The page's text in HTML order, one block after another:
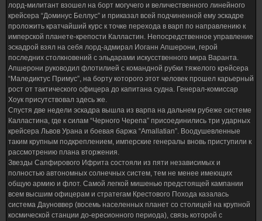
лорд-милитант взошел на борт могучего и величественного линейного
крейсера “Доминус Беллус” и приказал всей подчиненной ему эскадре
проложить кратчайший курс к точке перехода в варп по направлению к
имперской планете-крепости Калластин. Непосредственное управление
эскадрой взял на себя лорд-адмирал Иоганн Апшерони, герой
последних столкновений с эльдарами искусственного мира Варанта.
Апшерони руководил флотилией с командной рубки тяжелого крейсера
“Маледиктус Примус”, на борту которого этот человек прошел карьерный
рост от тактического офицера до капитана судна. Генерал-комиссар
Хоук присутствовал здесь же.
Спустя две недели эскадра вышла из варпа на дальнем рубеже системе
Калластина, где к силам “Черного Черепа” присоединились три ударных
крейсера Львов Урана и боевая баржа “Amallatian”. Воодушевленные
таким крупным подкреплением, имперские генералы вновь приступили к
рассмотрению плана вторжения.
Звезды Сапфирового Ифрита состояли из пяти независимых и
полностью автономных солнечных систем, тем не менее имеющих
общую армию и флот. Самой легкой мишенью предстоящей кампании
всем высшим офицерам и стратегам Крестового Похода казалась
система Дауноввер (восемь населенных планет со столицей на крупной
космической станции до-ересионного периода), связь которой с